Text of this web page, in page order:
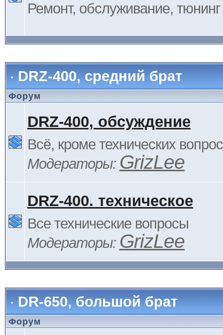
Ремонт, обслуживание, тюнинг
DRZ-400, средний брат
Форум
DRZ-400, обсуждение
Всё, кроме технических
Модераторы: GrizLee
DRZ-400. техническое
Все технические вопросы
Модераторы: GrizLee
DR-650, большой брат
Форум